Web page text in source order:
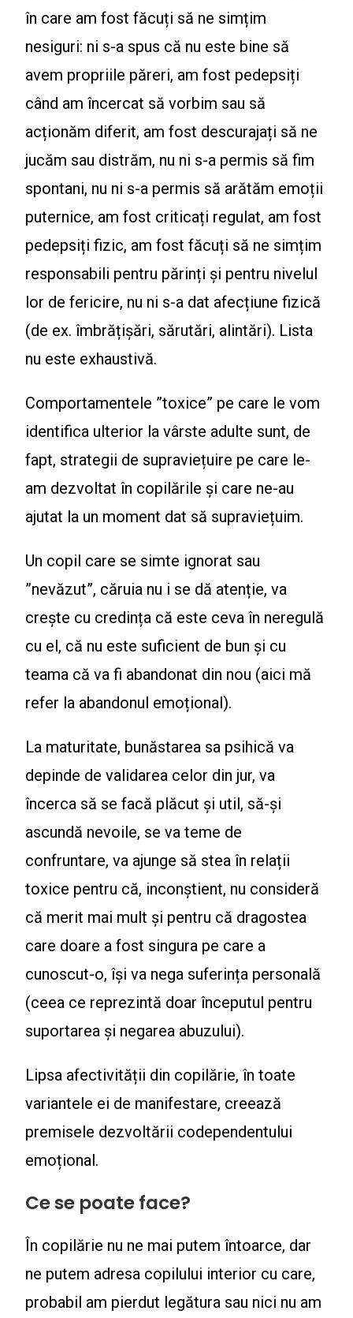
în care am fost făcuți să ne simțim
nesiguri: ni s-a spus că nu este bine să
avem propriile păreri, am fost pedepsiți
când am încercat să vorbim sau să
acționăm diferit, am fost descurajați să ne
jucăm sau distrăm, nu ni s-a permis să fim
spontani, nu ni s-a permis să arătăm emoții
puternice, am fost criticați regulat, am fost
pedepsiți fizic, am fost făcuți să ne simțim
responsabili pentru părinți și pentru nivelul
lor de fericire, nu ni s-a dat afecțiune fizică
(de ex. îmbrățișări, sărutări, alintări). Lista
nu este exhaustivă.
Comportamentele ”toxice” pe care le vom
identifica ulterior la vârste adulte sunt, de
fapt, strategii de supraviețuire pe care le-
am dezvoltat în copilările și care ne-au
ajutat la un moment dat să supraviețuim.
Un copil care se simte ignorat sau
”nevăzut”, căruia nu i se dă atenție, va
crește cu credința că este ceva în neregulă
cu el, că nu este suficient de bun și cu
teama că va fi abandonat din nou (aici mă
refer la abandonul emoțional).
La maturitate, bunăstarea sa psihică va
depinde de validarea celor din jur, va
încerca să se facă plăcut și util, să-și
ascundă nevoile, se va teme de
confruntare, va ajunge să stea în relații
toxice pentru că, inconștient, nu consideră
că merit mai mult și pentru că dragostea
care doare a fost singura pe care a
cunoscut-o, își va nega suferința personală
(ceea ce reprezintă doar începutul pentru
suportarea și negarea abuzului).
Lipsa afectivității din copilărie, în toate
variantele ei de manifestare, creează
premisele dezvoltării codependentului
emoțional.
Ce se poate face?
În copilărie nu ne mai putem întoarce, dar
ne putem adresa copilului interior cu care,
probabil am pierdut legătura sau nici nu am